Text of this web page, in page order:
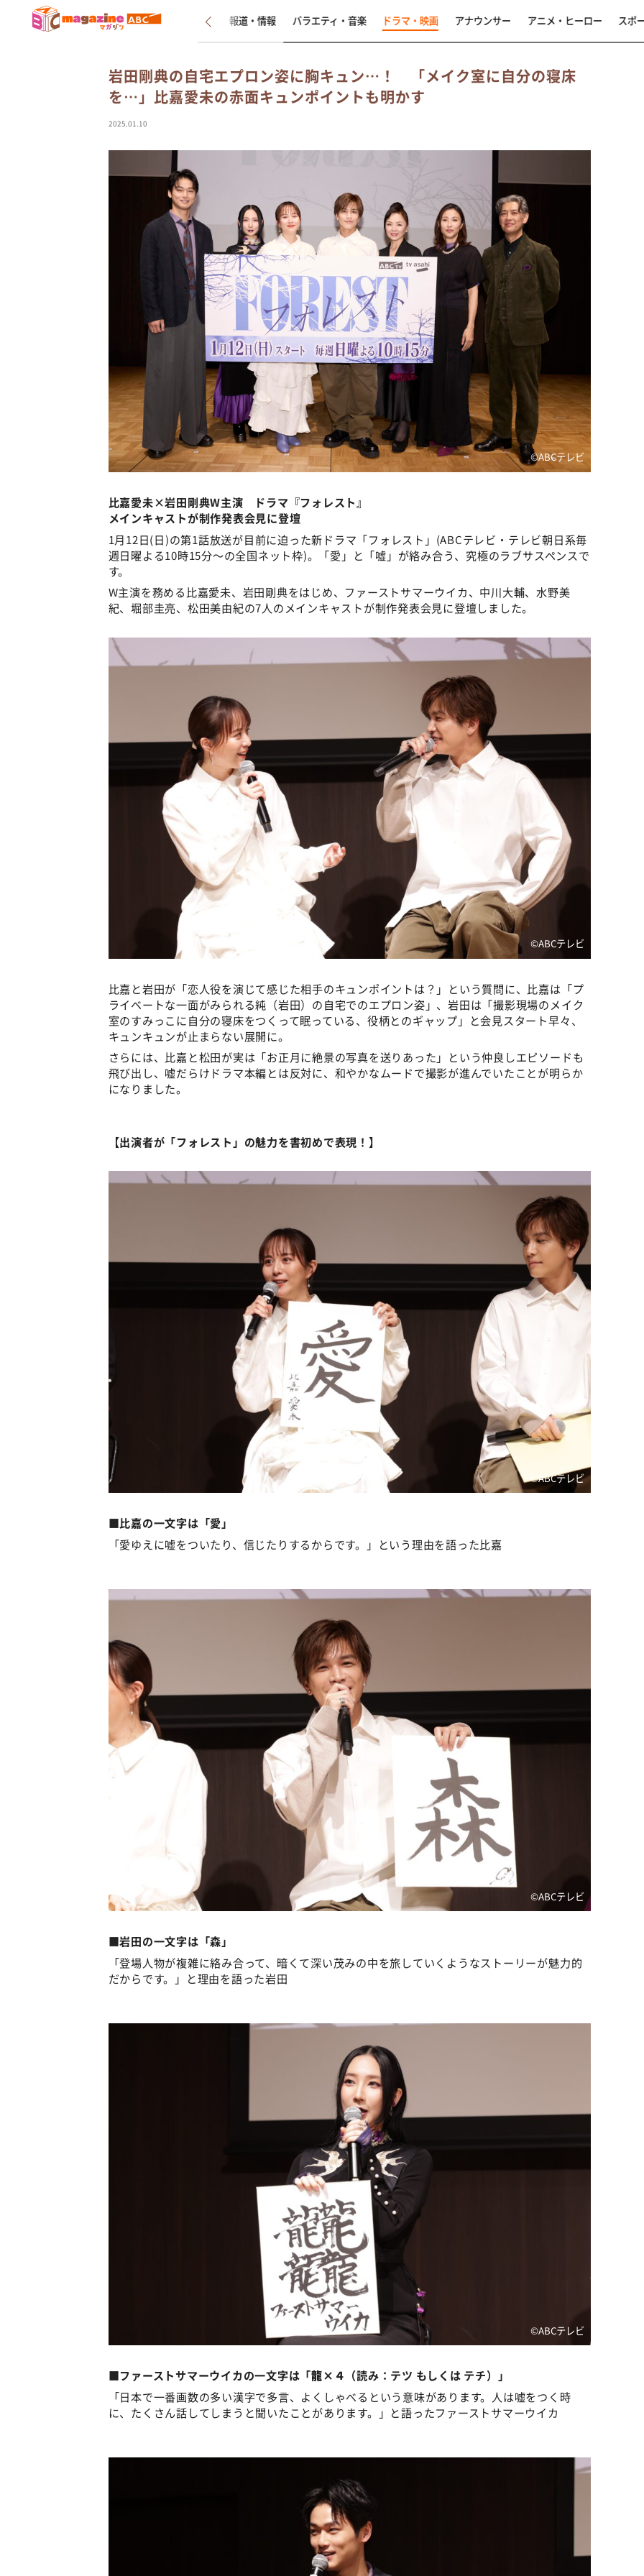
新着 インタビュー 報道・情報 バラエティ・音楽 ドラマ・映画 アナウンサー アニメ・ヒーロー スポ
岩田剛典の自宅エプロン姿に胸キュン…！ 「メイク室に自分の寝床
を…」比嘉愛未の赤面キュンポイントも明かす
2025.01.10
©ABCテレビ
比嘉愛未×岩田剛典W主演 ドラマ『フォレスト』
メインキャストが制作発表会見に登壇
1月12日(日)の第1話放送が目前に迫った新ドラマ「フォレスト」(ABCテレビ・テレビ朝日系毎
週日曜よる10時15分～の全国ネット枠)。「愛」と「嘘」が絡み合う、究極のラブサスペンスで
す。
W主演を務める比嘉愛未、岩田剛典をはじめ、ファーストサマーウイカ、中川大輔、水野美
紀、堀部圭亮、松田美由紀の7人のメインキャストが制作発表会見に登壇しました。
©ABCテレビ
比嘉と岩田が「恋人役を演じて感じた相手のキュンポイントは？」という質問に、比嘉は「プ
ライベートな一面がみられる純（岩田）の自宅でのエプロン姿」、岩田は「撮影現場のメイク
室のすみっこに自分の寝床をつくって眠っている、役柄とのギャップ」と会見スタート早々、
キュンキュンが止まらない展開に。
さらには、比嘉と松田が実は「お正月に絶景の写真を送りあった」という仲良しエピソードも
飛び出し、嘘だらけドラマ本編とは反対に、和やかなムードで撮影が進んでいたことが明らか
になりました。
【出演者が「フォレスト」の魅力を書初めで表現！】
©ABCテレビ
■比嘉の一文字は「愛」
「愛ゆえに嘘をついたり、信じたりするからです。」という理由を語った比嘉
©ABCテレビ
■岩田の一文字は「森」
「登場人物が複雑に絡み合って、暗くて深い茂みの中を旅していくようなストーリーが魅力的
だからです。」と理由を語った岩田
©ABCテレビ
■ファーストサマーウイカの一文字は「龍×４ （読み：テツ もしくは テチ）」
「日本で一番画数の多い漢字で多言、よくしゃべるという意味があります。人は嘘をつく時
に、たくさん話してしまうと聞いたことがあります。」と語ったファーストサマーウイカ